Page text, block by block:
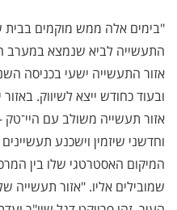
"בימים אלה ממש מוקמים בבית
אזור התעשייה ישעי בכניסה
ובעוד כחודש ייצא לשיווק.
אזור תעשייה משולב עם היי־טק
וחדשני שיזמין וישכנע
המיקום האסטרטגי שלו בין
שמובילים אליו. "אזור תעשייה